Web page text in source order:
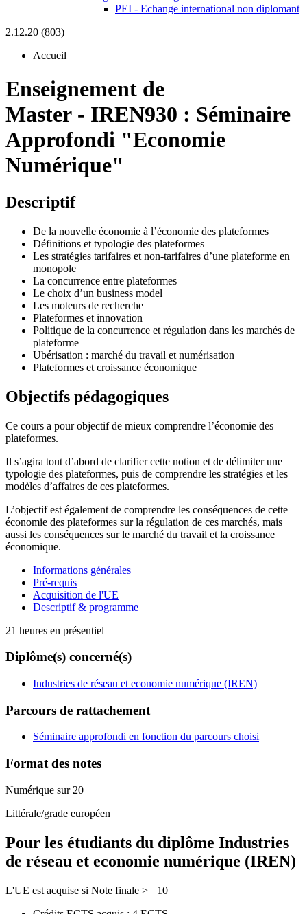
PEI - Echange international non diplomant
2.12.20 (803)
Accueil
Enseignement de
Master - IREN930 : Séminaire
Approfondi "Economie
Numérique"
Descriptif
De la nouvelle économie à l’économie des plateformes
Définitions et typologie des plateformes
Les stratégies tarifaires et non-tarifaires d’une plateforme en
monopole
La concurrence entre plateformes
Le choix d’un business model
Les moteurs de recherche
Plateformes et innovation
Politique de la concurrence et régulation dans les marchés de
plateforme
Ubérisation : marché du travail et numérisation
Plateformes et croissance économique
Objectifs pédagogiques
Ce cours a pour objectif de mieux comprendre l’économie des
plateformes.
Il s’agira tout d’abord de clarifier cette notion et de délimiter une
typologie des plateformes, puis de comprendre les stratégies et les
modèles d’affaires de ces plateformes.
L’objectif est également de comprendre les conséquences de cette
économie des plateformes sur la régulation de ces marchés, mais
aussi les conséquences sur le marché du travail et la croissance
économique.
Informations générales
Pré-requis
Acquisition de l'UE
Descriptif & programme
21 heures en présentiel
Diplôme(s) concerné(s)
Industries de réseau et economie numérique (IREN)
Parcours de rattachement
Séminaire approfondi en fonction du parcours choisi
Format des notes
Numérique sur 20
Littérale/grade européen
Pour les étudiants du diplôme Industries
de réseau et economie numérique (IREN)
L'UE est acquise si Note finale >= 10